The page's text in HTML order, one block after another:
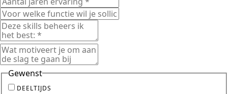
Gewenst
DEELTIJDS